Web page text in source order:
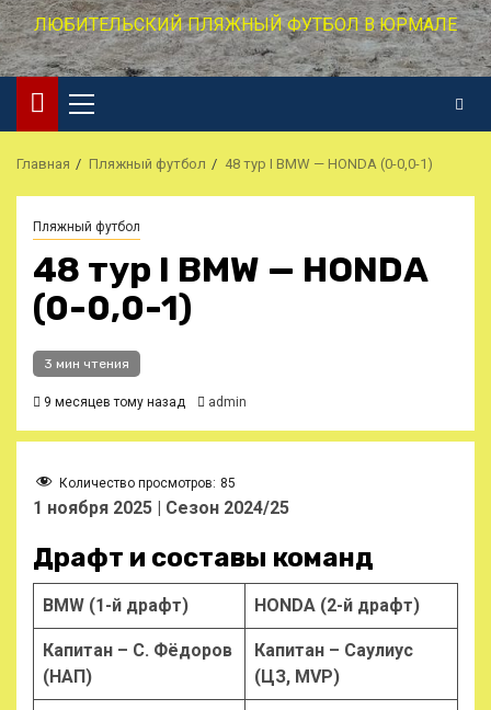
ЛЮБИТЕЛЬСКИЙ ПЛЯЖНЫЙ ФУТБОЛ В ЮРМАЛЕ
Основное
меню
Главная Пляжный футбол 48 тур I BMW — HONDA (0-0,0-1)
Пляжный футбол
48 тур I BMW — HONDA
(0-0,0-1)
3 мин чтения
9 месяцев тому назад admin
Количество просмотров: 85
1 ноября 2025 | Сезон 2024/25
Драфт и составы команд
BMW (1-й драфт) HONDA (2-й драфт)
Капитан – С. Фёдоров
(НАП)
Капитан – Саулиус
(ЦЗ, MVP)